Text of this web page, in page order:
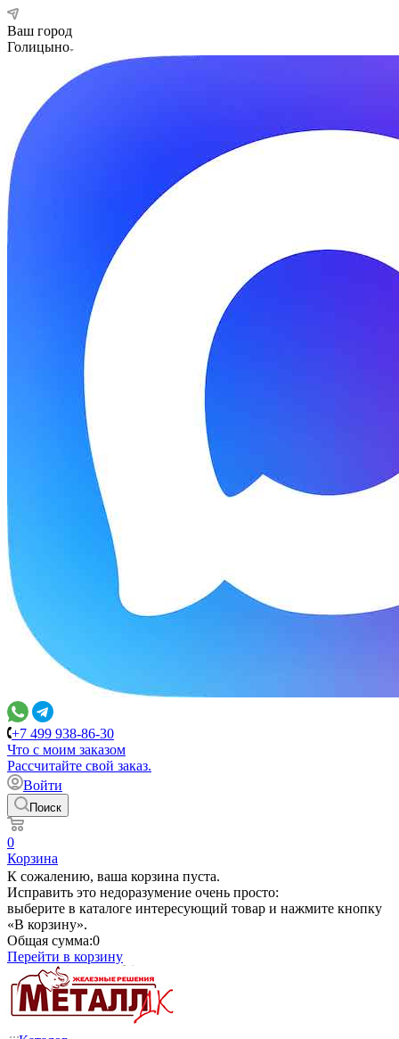
Ваш город
Голицыно
+7 499 938-86-30
Что с моим заказом
Расcчитайте свой заказ.
Войти
Поиск
0
Корзина
К сожалению, ваша корзина пуста.
Исправить это недоразумение очень просто:
выберите в каталоге интересующий товар и нажмите кнопку
«В корзину».
Общая сумма:0
Перейти в корзину